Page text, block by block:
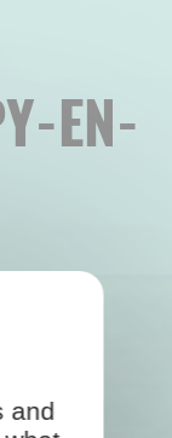
EN-
and